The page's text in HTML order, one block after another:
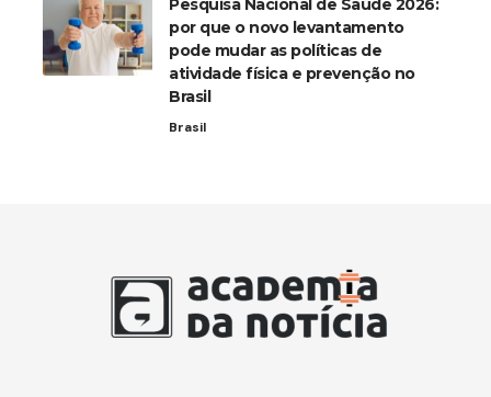
por que o novo levantamento
pode mudar as políticas de
atividade física e prevenção no
Brasil
Brasil